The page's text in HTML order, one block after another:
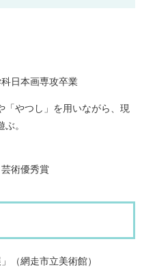
日本画専攻卒業
「やつし」を用いながら、現
。
術優秀賞
（網走市立美術館）